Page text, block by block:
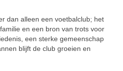
dan alleen een voetbalclub; het
en een bron van trots voor
een sterke gemeenschap
blijft de club groeien en